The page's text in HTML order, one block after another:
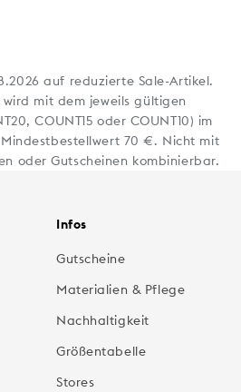
auf reduzierte Sale-Artikel.
mit dem jeweils gültigen
COUNT15 oder COUNT10) im
70 €. Nicht mit
oder Gutscheinen kombinierbar.
Infos
Gutscheine
Materialien & Pflege
Nachhaltigkeit
Größentabelle
Stores